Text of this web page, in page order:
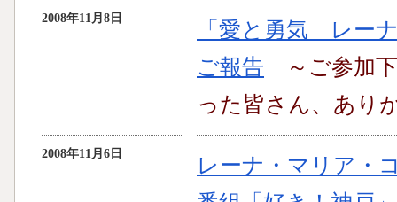
2008年11月8日
「愛と勇気 レー
ご報告
～ご参加
った皆さん、あり
2008年11月6日
レーナ・マリア・